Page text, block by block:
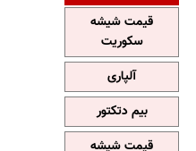
قیمت شیشه
سکوریت
آلپاری
بیم دتکتور
قیمت شیشه